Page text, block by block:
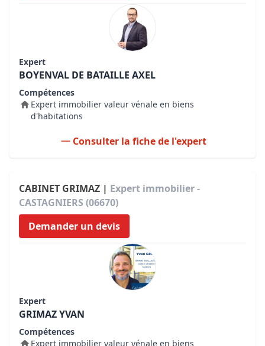
Expert
BOYENVAL DE BATAILLE AXEL
Compétences
Expert immobilier valeur vénale en biens
d'habitations
Consulter la fiche de l'expert
CABINET GRIMAZ | Expert immobilier -
CASTAGNIERS (06670)
Demander un devis
Expert
GRIMAZ YVAN
Compétences
Expert immobilier valeur vénale en biens